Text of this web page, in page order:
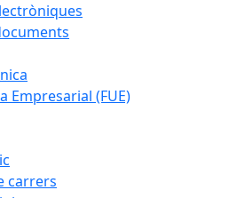
Empresarial (FUE)
carrers